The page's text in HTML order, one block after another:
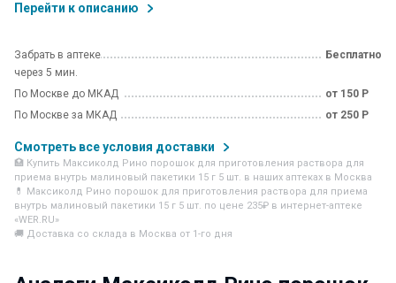
Перейти к описанию
Забрать в аптеке
через 5 мин.
Бесплатно
По Москве до МКАД
от 150 Р
По Москве за МКАД
от 250 Р
Смотреть все условия доставки
🏥 Купить Максиколд Рино порошок для приготовления раствора для
приема внутрь малиновый пакетики 15 г 5 шт. в наших аптеках в Москва
💊 Максиколд Рино порошок для приготовления раствора для приема
внутрь малиновый пакетики 15 г 5 шт. по цене 235₽ в интернет-аптеке
«WER.RU»
🚚 Доставка со склада в Москва от 1-го дня